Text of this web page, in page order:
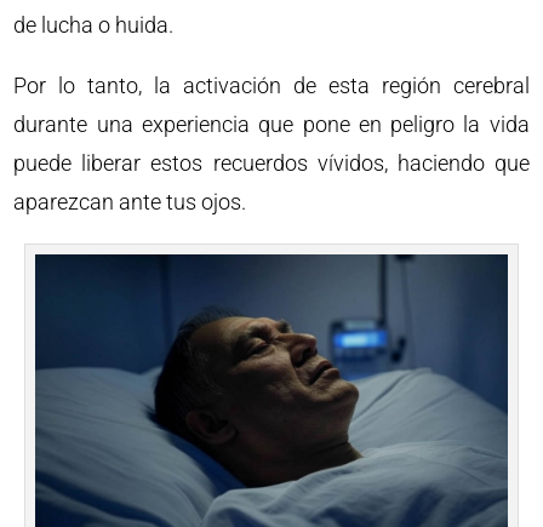
de lucha o huida.
Por lo tanto, la activación de esta región cerebral
durante una experiencia que pone en peligro la vida
puede liberar estos recuerdos vívidos, haciendo que
aparezcan ante tus ojos.